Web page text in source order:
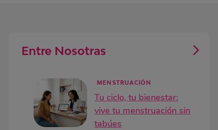
Entre Nosotras
MENSTRUACIÓN
Tu ciclo, tu bienestar:
vive tu menstruación sin
tabúes